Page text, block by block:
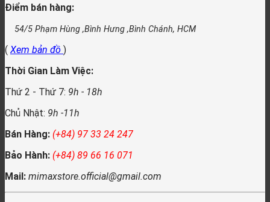
Điểm bán hàng:
54/5 Phạm Hùng ,Bình Hưng ,Bình Chánh, HCM
( Xem bản đồ )
Thời Gian Làm Việc:
Thứ 2 - Thứ 7: 9h - 18h
Chủ Nhật: 9h -11h
Bán Hàng: (+84) 97 33 24 247
Bảo Hành: (+84) 89 66 16 071
Mail: mimaxstore.official@gmail.com